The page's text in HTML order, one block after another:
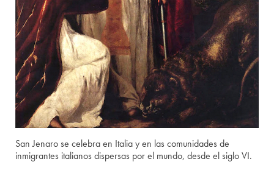
San Jenaro se celebra en Italia y en las comunidades de
inmigrantes italianos dispersas por el mundo, desde el siglo VI.